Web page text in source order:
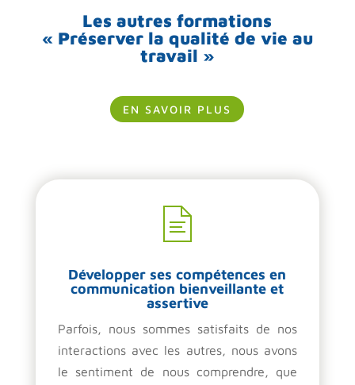
Les autres formations
« Préserver la qualité de vie au
travail »
EN SAVOIR PLUS
Développer ses compétences en
communication bienveillante et
assertive
Parfois, nous sommes satisfaits de nos
interactions avec les autres, nous avons
le sentiment de nous comprendre, que